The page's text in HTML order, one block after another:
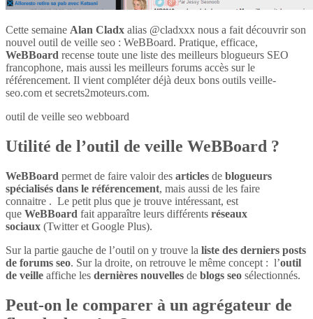
Cette semaine Alan Cladx alias @cladxxx nous a fait découvrir son
nouvel outil de veille seo : WeBBoard. Pratique, efficace,
WeBBoard recense toute une liste des meilleurs blogueurs SEO
francophone, mais aussi les meilleurs forums accès sur le
référencement. Il vient compléter déjà deux bons outils veille-
seo.com et secrets2moteurs.com.
outil de veille seo webboard
Utilité de l’outil de veille WeBBoard ?
WeBBoard permet de faire valoir des articles de blogueurs
spécialisés dans le référencement, mais aussi de les faire
connaitre . Le petit plus que je trouve intéressant, est
que WeBBoard fait apparaître leurs différents réseaux
sociaux (Twitter et Google Plus).
Sur la partie gauche de l’outil on y trouve la liste des derniers posts
de forums seo. Sur la droite, on retrouve le même concept : l’outil
de veille affiche les dernières nouvelles de blogs seo sélectionnés.
Peut-on le comparer à un agrégateur de